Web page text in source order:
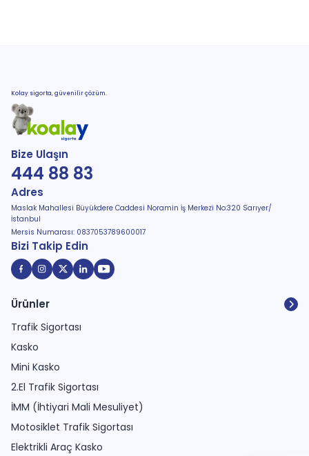
Kolay sigorta, güvenilir çözüm.
Bize Ulaşın
444 88 83
Adres
Maslak Mahallesi Büyükdere Caddesi Noramin İş Merkezi No:320 Sarıyer/
İstanbul
Mersis Numarası: 0837053789600017
Bizi Takip Edin
Ürünler
Trafik Sigortası
Kasko
Mini Kasko
2.El Trafik Sigortası
İMM (İhtiyari Mali Mesuliyet)
Motosiklet Trafik Sigortası
Elektrikli Araç Kasko